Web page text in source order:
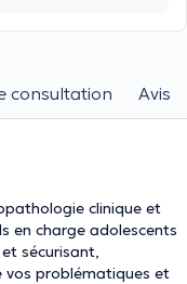
consultation Avis
clinique et
sécurisant,
vos problématiques et